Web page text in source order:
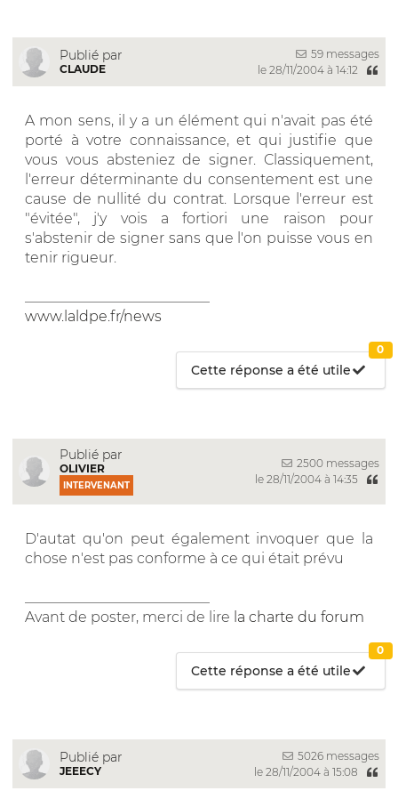
Publié par
CLAUDE
59 messages
le 28/11/2004 à 14:12
A mon sens, il y a un élément qui n'avait pas été
porté à votre connaissance, et qui justifie que
vous vous absteniez de signer. Classiquement,
l'erreur déterminante du consentement est une
cause de nullité du contrat. Lorsque l'erreur est
"évitée", j'y vois a fortiori une raison pour
s'abstenir de signer sans que l'on puisse vous en
tenir rigueur.
www.laldpe.fr/news
Cette réponse a été utile
0
Publié par
OLIVIER
INTERVENANT
2500 messages
le 28/11/2004 à 14:35
D'autat qu'on peut également invoquer que la
chose n'est pas conforme à ce qui était prévu
Avant de poster, merci de lire la charte du forum
Cette réponse a été utile
0
Publié par
JEEECY
5026 messages
le 28/11/2004 à 15:08